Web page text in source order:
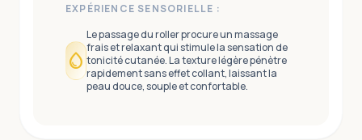
EXPÉRIENCE SENSORIELLE :
water_drop
Le passage du roller procure un massage
frais et relaxant qui stimule la sensation de
tonicité cutanée. La texture légère pénètre
rapidement sans effet collant, laissant la
peau douce, souple et confortable.